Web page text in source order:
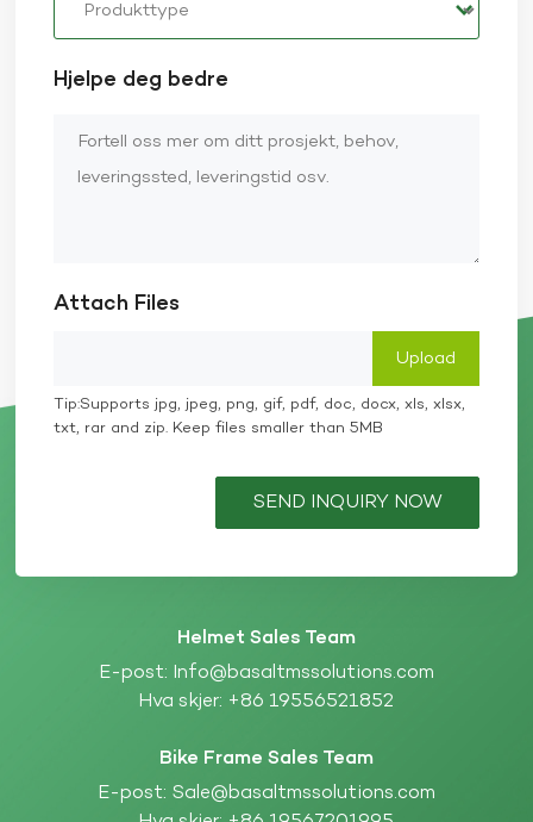
Hjelpe deg bedre
Attach Files
Tip:Supports jpg, jpeg, png, gif, pdf, doc, docx, xls, xlsx,
txt, rar and zip. Keep files smaller than 5MB
SEND INQUIRY NOW
Helmet Sales Team
E-post: Info@basaltmssolutions.com
Hva skjer: +86 19556521852
Bike Frame Sales Team
E-post: Sale@basaltmssolutions.com